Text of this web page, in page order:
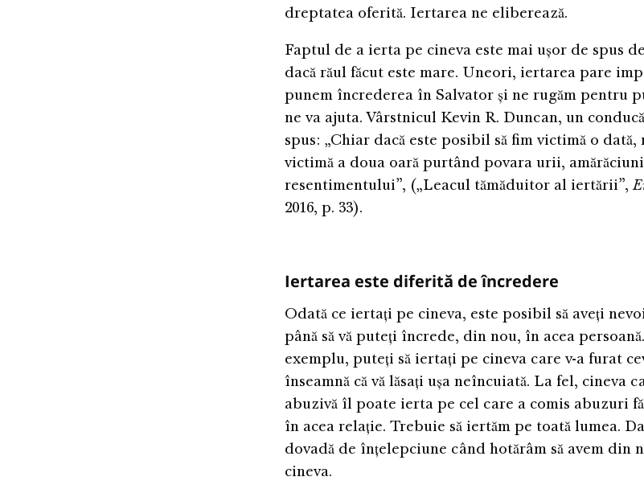
dreptatea oferită. Iertarea ne eliberează.
Faptul de a ierta pe cineva este mai ușor de spus
dacă răul făcut este mare. Uneori, iertarea pare
punem încrederea în Salvator și ne rugăm pentru
ne va ajuta. Vârstnicul Kevin R. Duncan, un
spus: „Chiar dacă este posibil să fim victimă o dată,
victimă a doua oară purtând povara urii,
resentimentului”, („Leacul tămăduitor al iertării”,
2016, p. 33).
Iertarea este diferită de încredere
Odată ce iertați pe cineva, este posibil să aveți
până să vă puteți încrede, din nou, în acea
exemplu, puteți să iertați pe cineva care v-a furat
înseamnă că vă lăsați ușa neîncuiată. La fel, cineva
abuzivă îl poate ierta pe cel care a comis abuzuri
în acea relație. Trebuie să iertăm pe toată lumea.
dovadă de înțelepciune când hotărâm să avem din
cineva.